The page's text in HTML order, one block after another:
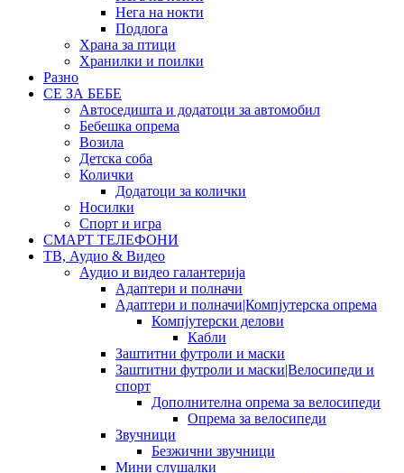
Нега на нокти
Подлога
Храна за птици
Хранилки и поилки
Разно
СЕ ЗА БЕБЕ
Автоседишта и додатоци за автомобил
Бебешка опрема
Возила
Детска соба
Колички
Додатоци за колички
Носилки
Спорт и игра
СМАРТ ТЕЛЕФОНИ
ТВ, Аудио & Видео
Аудио и видео галантерија
Адаптери и полначи
Адаптери и полначи|Компјутерска опрема
Компјутерски делови
Кабли
Заштитни футроли и маски
Заштитни футроли и маски|Велосипеди и
спорт
Дополнителна опрема за велосипеди
Опрема за велосипеди
Звучници
Безжични звучници
Мини слушалки